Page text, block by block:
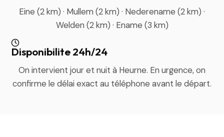
Eine (2 km) · Mullem (2 km) · Nederename (2 km) ·
Welden (2 km) · Ename (3 km)
Disponibilite 24h/24
On intervient jour et nuit à Heurne. En urgence, on
confirme le délai exact au téléphone avant le départ.